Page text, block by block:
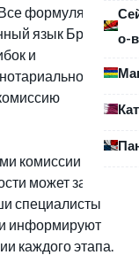
о-
формуляры
язык Брунея,
и
и
комиссии по
может занять
специалисты
информируют
каждого этапа.